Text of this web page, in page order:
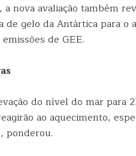
nova avaliação também
de gelo da Antártica para
de GEE.
do nível do mar para
ao aquecimento,
ponderou.